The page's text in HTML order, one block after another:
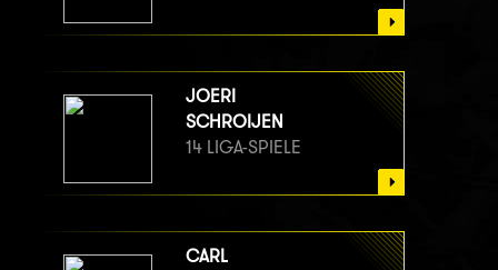
JOERI
SCHROIJEN
14 LIGA-SPIELE
CARL